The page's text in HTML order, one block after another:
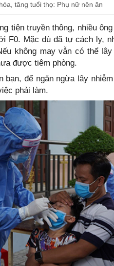
tăng tuổi thọ: Phụ nữ nên ăn
tiện truyền thông, nhiều
F0. Mặc dù đã tự cách ly,
không may vẫn có thể
được tiêm phòng.
bạn, để ngăn ngừa lây
phải làm.